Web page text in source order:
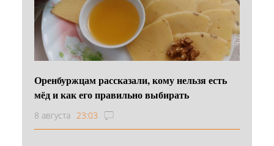
Оренбуржцам рассказали, кому нельзя есть
мёд и как его правильно выбирать
8 августа 23:03